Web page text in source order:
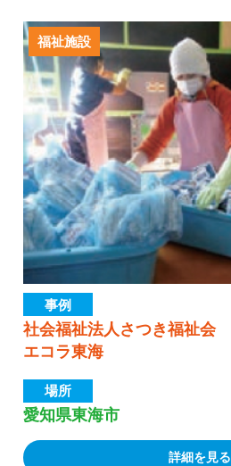
福祉施設
事例
社会福祉法人さつき福祉会
エコラ東海
場所
愛知県東海市
詳細を見る